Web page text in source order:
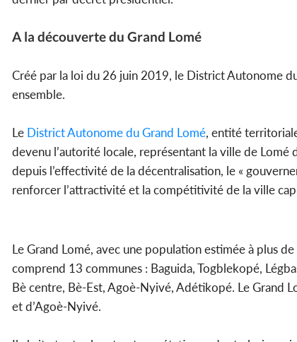
A la découverte du Grand Lomé
Créé par la loi du 26 juin 2019, le District Autonome
ensemble.
Le District Autonome du Grand Lomé, entité
devenu l’autorité locale, représentant la ville de Lomé
depuis l’effectivité de la décentralisation, le «
renforcer l’attractivité et la compétitivité de la ville
Le Grand Lomé, avec une population estimée à plus
comprend 13 communes : Baguida, Togblekopé,
Bè centre, Bè-Est, Agoè-Nyivé, Adétikopé. Le Grand
et d’Agoè-Nyivé.